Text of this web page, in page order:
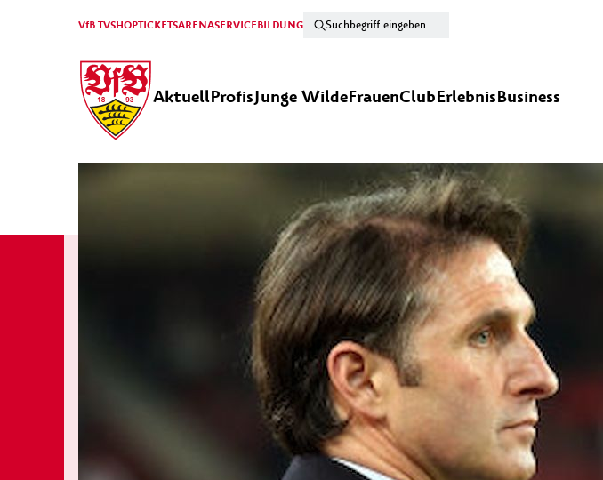
VfB TVSHOPTICKETSARENASERVICEBILDUNG
AktuellProfisJunge WildeFrauenClubErlebnisBusiness